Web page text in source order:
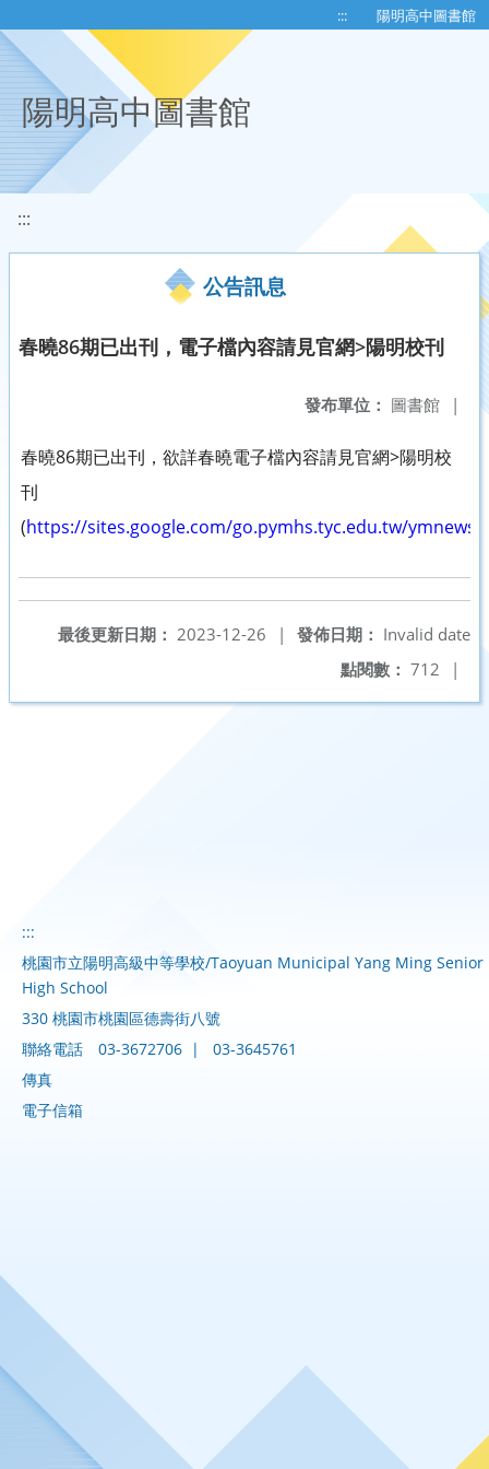
::: 陽明高中圖書館
陽明高中圖書館
:::
公告訊息
春曉86期已出刊，電子檔內容請見官網>陽明校刊
發布單位： 圖書館 |
春曉86期已出刊，欲詳春曉電子檔內容請見官網>陽明校
刊
(https://sites.google.com/go.pymhs.tyc.edu.tw/
發佈日期： Invalid date
最後更新日期： 2023-12-26
|
點閱數： 712 |
:::
桃園市立陽明高級中等學校/Taoyuan Municipal Yang Ming Senior
High School
330 桃園市桃園區德壽街八號
聯絡電話
03-3672706 |
03-3645761
傳真
電子信箱